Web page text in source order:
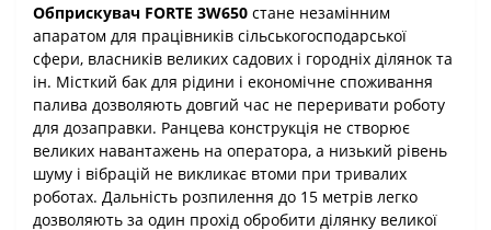
Обприскувач FORTE 3W650 стане незамінним
апаратом для працівників сільськогосподарської
сфери, власників великих садових і городніх ділянок та
ін. Місткий бак для рідини і економічне споживання
палива дозволяють довгий час не переривати роботу
для дозаправки. Ранцева конструкція не створює
великих навантажень на оператора, а низький рівень
шуму і вібрацій не викликає втоми при тривалих
роботах. Дальність розпилення до 15 метрів легко
дозволяють за один прохід обробити ділянку великої